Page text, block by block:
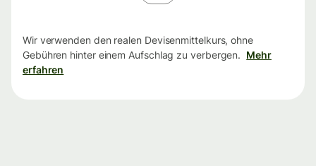
Wir verwenden den realen Devisenmittelkurs, ohne
Gebühren hinter einem Aufschlag zu verbergen. Mehr
erfahren